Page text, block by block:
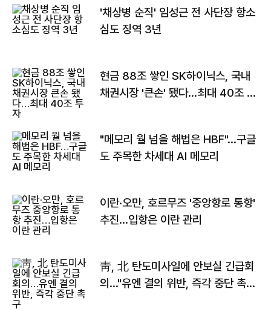
'채상병 순직' 임성근 전 사단장 항소
심도 징역 3년
현금 88조 쌓인 SK하이닉스, 국내
채권시장 '큰손' 됐다…최대 40조 투
"메모리 월 넘을 해법은 HBF"…구글
도 주목한 차세대 AI 메모리
이란·오만, 호르무즈 '중앙항로 통항'
추진…입항은 이란 관리
靑, 北 탄도미사일에 안보실 긴급회
의…"유엔 결의 위반, 즉각 중단 촉